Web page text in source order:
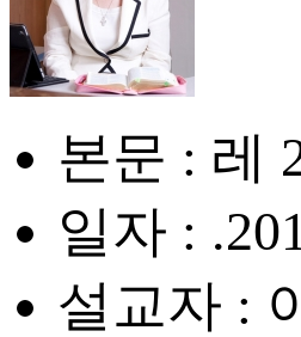
본문 : 레
일자 :
설교자 :